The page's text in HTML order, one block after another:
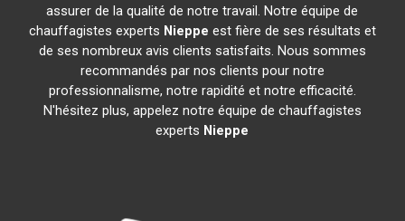
assurer de la qualité de notre travail. Notre équipe de
chauffagistes experts Nieppe est fière de ses résultats et
de ses nombreux avis clients satisfaits. Nous sommes
recommandés par nos clients pour notre
professionnalisme, notre rapidité et notre efficacité.
N'hésitez plus, appelez notre équipe de chauffagistes
experts Nieppe